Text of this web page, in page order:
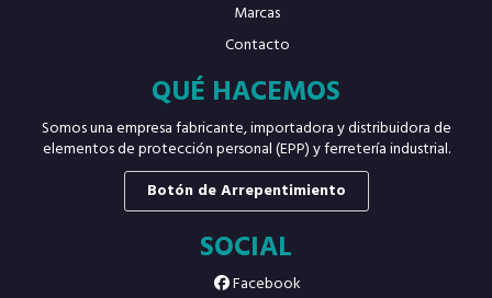
Marcas
Contacto
QUÉ HACEMOS
Somos una empresa fabricante, importadora y distribuidora de
elementos de protección personal (EPP) y ferretería industrial.
Botón de Arrepentimiento
SOCIAL
Facebook